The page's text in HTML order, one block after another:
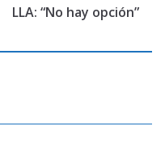
LLA: “No hay opción”